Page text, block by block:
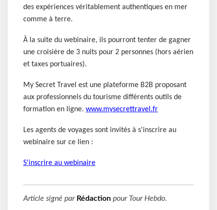
des expériences véritablement authentiques en mer
comme à terre.
À la suite du webinaire, ils pourront tenter de gagner
une croisière de 3 nuits pour 2 personnes (hors aérien
et taxes portuaires).
My Secret Travel est une plateforme B2B proposant
aux professionnels du tourisme différents outils de
formation en ligne. www.mysecrettravel.fr
Les agents de voyages sont invités à s'inscrire au
webinaire sur ce lien :
S'inscrire au webinaire
Article signé par Rédaction pour Tour Hebdo.